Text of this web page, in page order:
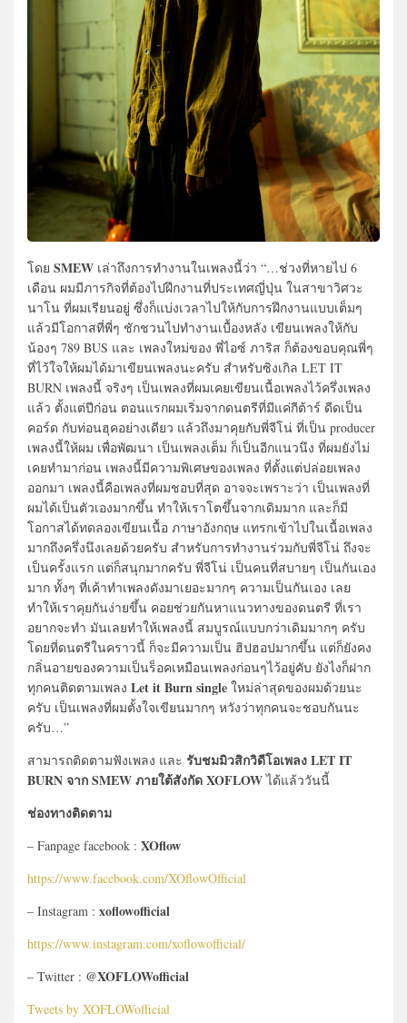
โดย SMEW เล่าถึงการทำงานในเพลงนี้ว่า “…ช่วงที่หายไป 6
เดือน ผมมีภารกิจที่ต้องไปฝึกงานที่ประเทศญี่ปุ่น ในสาขาวิศวะ
นาโน ที่ผมเรียนอยู่ ซึ่งก็แบ่งเวลาไปให้กับการฝึกงานแบบเต็มๆ
แล้วมีโอกาสที่พี่ๆ ชักชวนไปทำงานเบื้องหลัง เขียนเพลงให้กับ
น้องๆ 789 BUS และ เพลงใหม่ของ พี่ไอซ์ ภาริส ก็ต้องขอบคุณพี่ๆ
ที่ไว้ใจให้ผมได้มาเขียนเพลงนะครับ สำหรับซิงเกิล LET IT
BURN เพลงนี้ จริงๆ เป็นเพลงที่ผมเคยเขียนเนื้อเพลงไว้ครึ่งเพลง
แล้ว ตั้งแต่ปีก่อน ตอนแรกผมเริ่มจากดนตรีที่มีแค่กีต้าร์ ดีดเป็น
คอร์ด กับท่อนฮุคอย่างเดียว แล้วถึงมาคุยกับพี่จีโน่ ที่เป็น producer
เพลงนี้ให้ผม เพื่อพัฒนา เป็นเพลงเต็ม ก็เป็นอีกแนวนึง ที่ผมยังไม่
เคยทำมาก่อน เพลงนี้มีความพิเศษของเพลง ที่ตั้งแต่ปล่อยเพลง
ออกมา เพลงนี้คือเพลงที่ผมชอบที่สุด อาจจะเพราะว่า เป็นเพลงที่
ผมได้เป็นตัวเองมากขึ้น ทำให้เราโตขึ้นจากเดิมมาก และก็มี
โอกาสได้ทดลองเขียนเนื้อ ภาษาอังกฤษ แทรกเข้าไปในเนื้อเพลง
มากถึงครึ่งนึงเลยด้วยครับ สำหรับการทำงานร่วมกับพี่จีโน่ ถึงจะ
เป็นครั้งแรก แต่ก็สนุกมากครับ พี่จีโน่ เป็นคนที่สบายๆ เป็นกันเอง
มาก ทั้งๆ ที่เค้าทำเพลงดังมาเยอะมากๆ ความเป็นกันเอง เลย
ทำให้เราคุยกันง่ายขึ้น คอยช่วยกันหาแนวทางของดนตรี ที่เรา
อยากจะทำ มันเลยทำให้เพลงนี้ สมบูรณ์แบบกว่าเดิมมากๆ ครับ
โดยที่ดนตรีในคราวนี้ ก็จะมีความเป็น ฮิปฮอปมากขึ้น แต่ก็ยังคง
กลิ่นอายของความเป็นร็อคเหมือนเพลงก่อนๆไว้อยู่คับ ยังไงก็ฝาก
ทุกคนติดตามเพลง Let it Burn single ใหม่ล่าสุดของผมด้วยนะ
ครับ เป็นเพลงที่ผมตั้งใจเขียนมากๆ หวังว่าทุกคนจะชอบกันนะ
ครับ…”
สามารถติดตามฟังเพลง และ รับชมมิวสิกวิดีโอเพลง LET IT
BURN จาก SMEW ภายใต้สังกัด XOFLOWได้แล้ววันนี้
ช่องทางติดตาม
– Fanpage facebook : XOflow
https://www.facebook.com/XOflowOfficial
– Instagram : xoflowofficial
https://www.instagram.com/xoflowofficial/
– Twitter : @XOFLOWofficial
Tweets by XOFLOWofficial